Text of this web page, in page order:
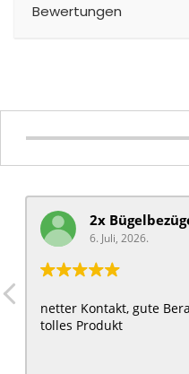
Bewertungen
2x
6. Juli, 2026.
netter Kontakt, gute
tolles Produkt